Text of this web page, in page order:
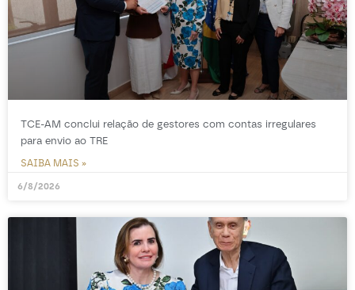
TCE-AM conclui relação de gestores com contas irregulares
para envio ao TRE
SAIBA MAIS »
6/8/2026